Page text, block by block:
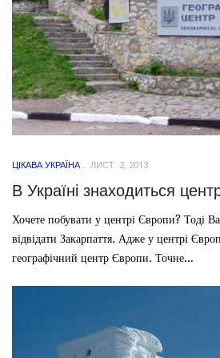
ЦІКАВА УКРАЇНА ЛИСТ. 2, 2013
В Україні знаходиться
Хочете побувати у центрі Європи? Тоді
відвідати Закарпаття. Адже у центрі
географічний центр Європи. Точне...